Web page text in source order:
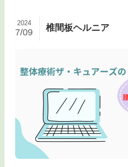
椎間板ヘルニア
2024
7/09